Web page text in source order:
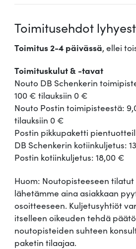
Toimitusehdot
Toimitus 2-4 päivässä, ellei
Toimituskulut & -tavat
Nouto DB Schenkerin
100 € tilauksiin 0 €
Nouto Postin toimipisteestä:
tilauksiin 0 €
Postin pikkupaketti
DB Schenkerin kotiinkuljetus:
Postin kotiinkuljetus: 18,00 €
Huom: Noutopisteeseen
lähetämme aina asiakkaan
osoitteeseen. Kuljetusyhtiöt
itselleen oikeuden tehdä
noutopisteiden suhteen
paketin tilaajaa.